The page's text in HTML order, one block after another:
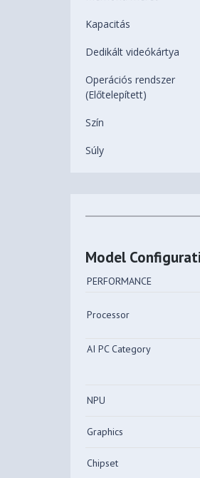
Kapacitás
Dedikált videókártya
Operációs rendszer
(Előtelepített)
Szín
Súly
Model
PERFORMANCE
Processor
AI PC Category
NPU
Graphics
Chipset